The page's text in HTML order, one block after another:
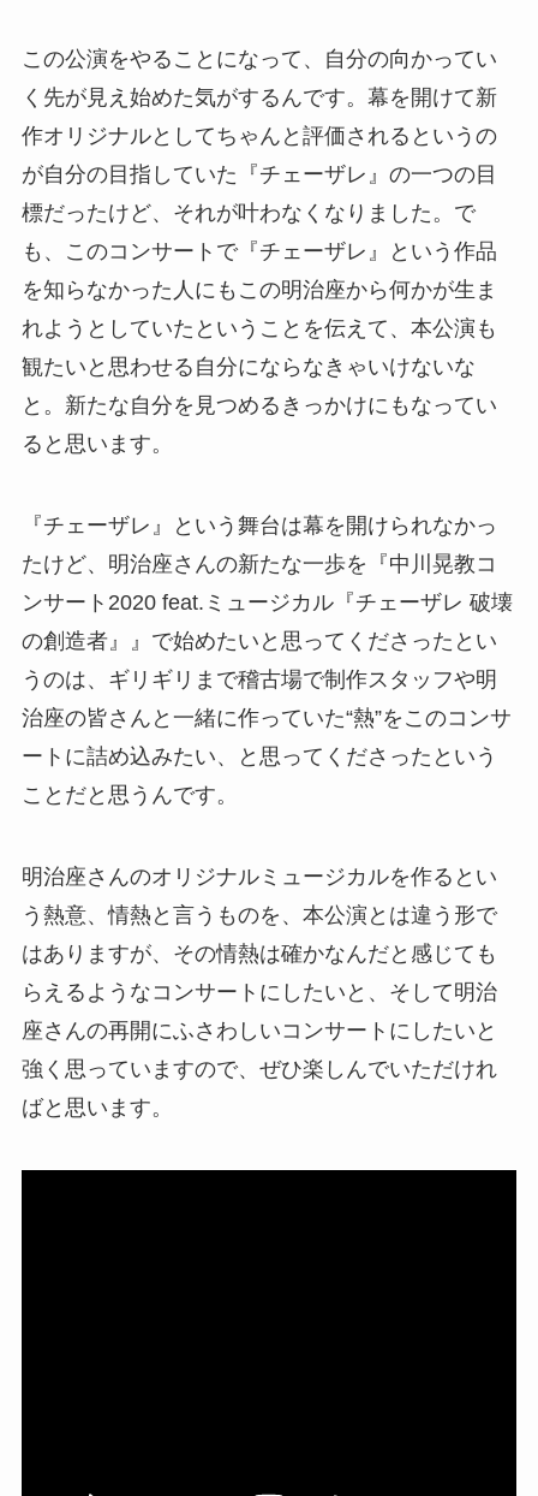
この公演をやることになって、自分の向かってい
く先が見え始めた気がするんです。幕を開けて新
作オリジナルとしてちゃんと評価されるというの
が自分の目指していた『チェーザレ』の一つの目
標だったけど、それが叶わなくなりました。で
も、このコンサートで『チェーザレ』という作品
を知らなかった人にもこの明治座から何かが生ま
れようとしていたということを伝えて、本公演も
観たいと思わせる自分にならなきゃいけないな
と。新たな自分を見つめるきっかけにもなってい
ると思います。
『チェーザレ』という舞台は幕を開けられなかっ
たけど、明治座さんの新たな一歩を『中川晃教コ
ンサート2020 feat.ミュージカル『チェーザレ 破壊
の創造者』』で始めたいと思ってくださったとい
うのは、ギリギリまで稽古場で制作スタッフや明
治座の皆さんと一緒に作っていた“熱”をこのコンサ
ートに詰め込みたい、と思ってくださったという
ことだと思うんです。
明治座さんのオリジナルミュージカルを作るとい
う熱意、情熱と言うものを、本公演とは違う形で
はありますが、その情熱は確かなんだと感じても
らえるようなコンサートにしたいと、そして明治
座さんの再開にふさわしいコンサートにしたいと
強く思っていますので、ぜひ楽しんでいただけれ
ばと思います。